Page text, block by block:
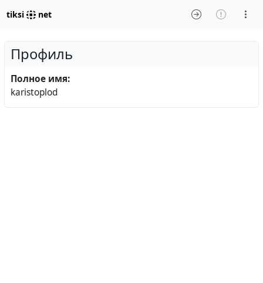
tiksi net
Профиль
Полное имя:
karistoplod